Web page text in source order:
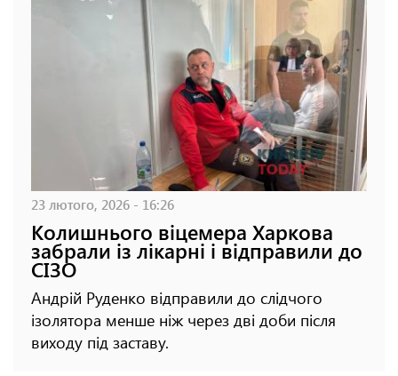
23 лютого, 2026 - 16:26
Колишнього віцемера Харкова
забрали із лікарні і відправили до
СІЗО
Андрій Руденко відправили до слідчого
ізолятора менше ніж через дві доби після
виходу під заставу.